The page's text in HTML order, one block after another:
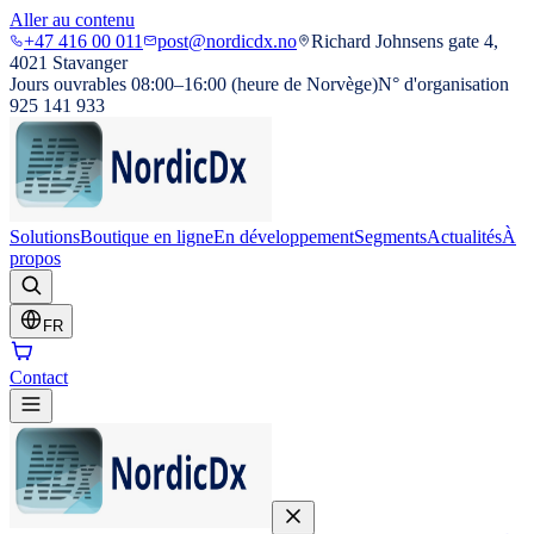
Aller au contenu
+47 416 00 011
post@nordicdx.no
Richard Johnsens gate 4,
4021 Stavanger
Jours ouvrables 08:00–16:00 (heure de Norvège)N° d'organisation
925 141 933
SolutionsBoutique en ligneEn développementSegmentsActualitésÀ
propos
FR
Contact